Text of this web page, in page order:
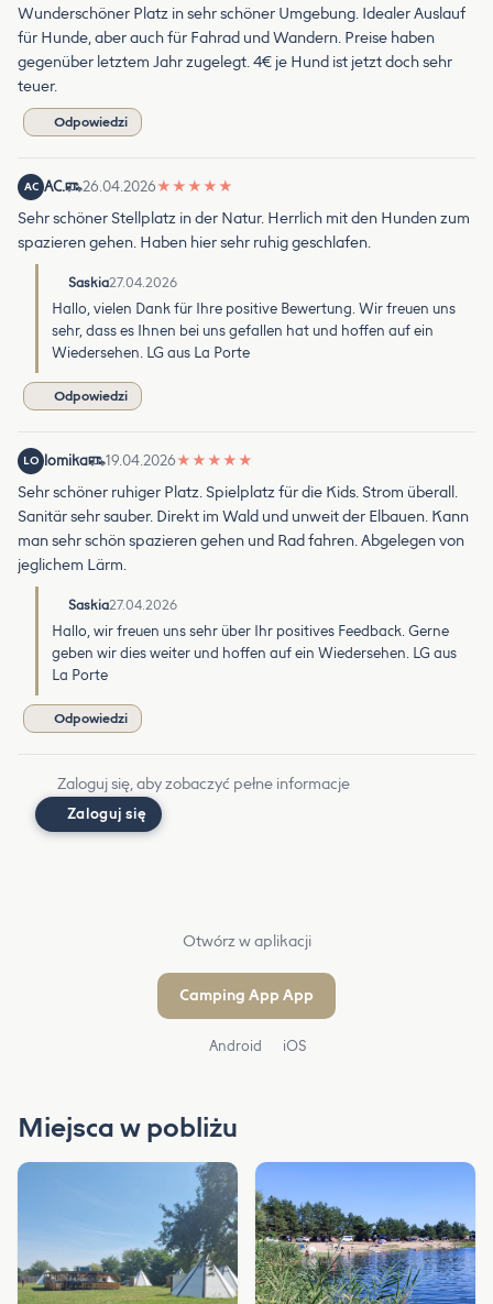
Wunderschöner Platz in sehr schöner Umgebung. Idealer Auslauf
für Hunde, aber auch für Fahrad und Wandern. Preise haben
gegenüber letztem Jahr zugelegt. 4€ je Hund ist jetzt doch sehr
teuer.
Odpowiedzi
AC AC. 26.04.2026★ ★ ★ ★ ★
Sehr schöner Stellplatz in der Natur. Herrlich mit den Hunden zum
spazieren gehen. Haben hier sehr ruhig geschlafen.
Saskia27.04.2026
Hallo, vielen Dank für Ihre positive Bewertung. Wir freuen uns
sehr, dass es Ihnen bei uns gefallen hat und hoffen auf ein
Wiedersehen. LG aus La Porte
Odpowiedzi
LO lomika 19.04.2026★ ★ ★ ★ ★
Sehr schöner ruhiger Platz. Spielplatz für die Kids. Strom überall.
Sanitär sehr sauber. Direkt im Wald und unweit der Elbauen. Kann
man sehr schön spazieren gehen und Rad fahren. Abgelegen von
jeglichem Lärm.
Saskia27.04.2026
Hallo, wir freuen uns sehr über Ihr positives Feedback. Gerne
geben wir dies weiter und hoffen auf ein Wiedersehen. LG aus
La Porte
Odpowiedzi
Zaloguj się, aby zobaczyć pełne informacje
Zaloguj się
Otwórz w aplikacji
Camping App App
Android iOS
Miejsca w pobliżu